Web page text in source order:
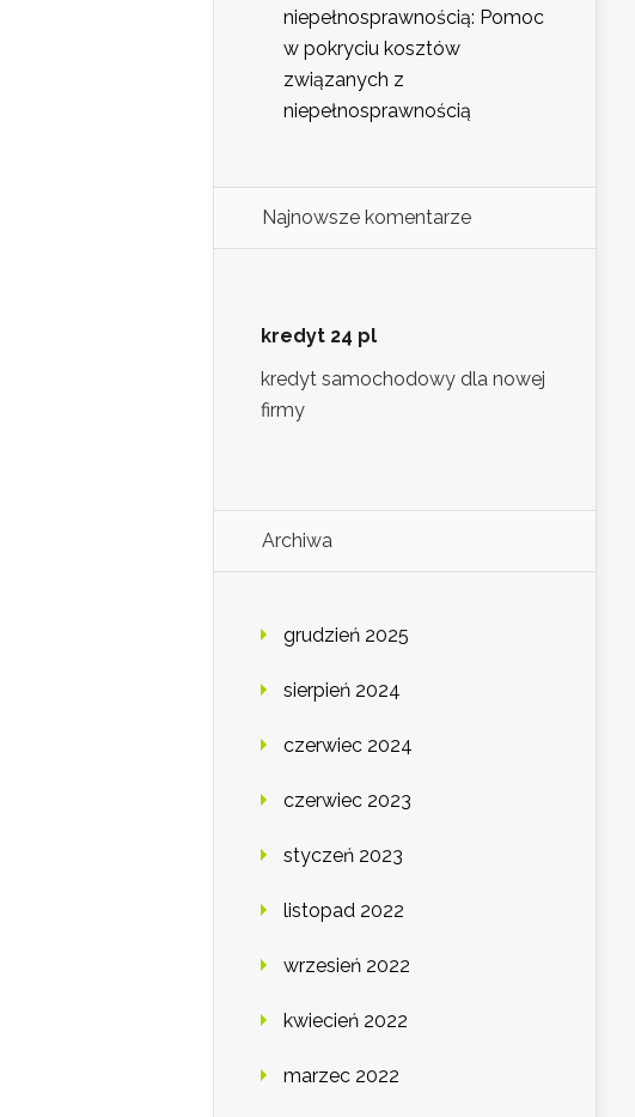
niepełnosprawnością: Pomoc
w pokryciu kosztów
związanych z
niepełnosprawnością
Najnowsze komentarze
kredyt 24 pl
kredyt samochodowy dla nowej
firmy
Archiwa
grudzień 2025
sierpień 2024
czerwiec 2024
czerwiec 2023
styczeń 2023
listopad 2022
wrzesień 2022
kwiecień 2022
marzec 2022